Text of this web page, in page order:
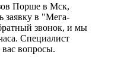
Порше в Мск,
заявку в "Мега-
звонок, и мы
Специалист
вопросы.